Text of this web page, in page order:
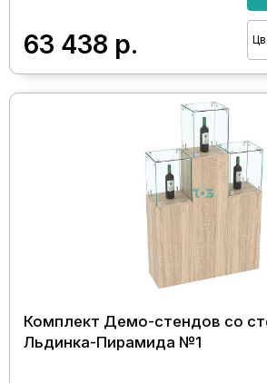
63 438 р.
Комплект Демо-стендов со
Льдинка-Пирамида №1